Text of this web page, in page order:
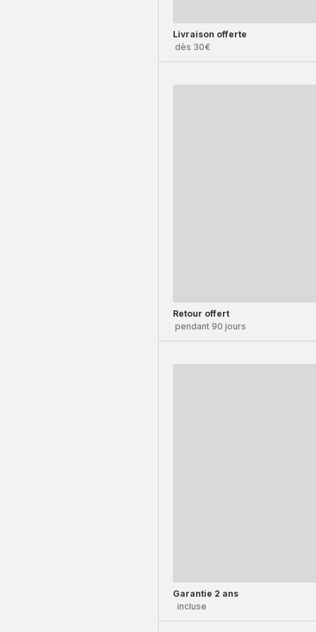
Livraison offerte
dès 30€
Retour offert
pendant 90 jours
Garantie 2 ans
incluse